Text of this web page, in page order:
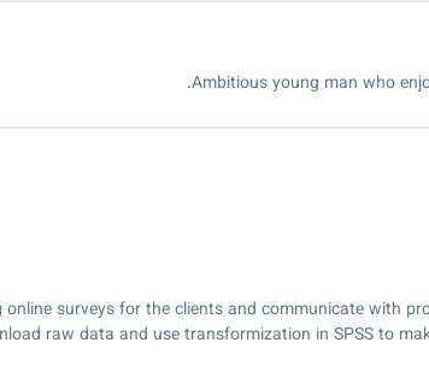
Ambitious young man who
online surveys for the clients and communicate with
raw data and use transformization in SPSS to